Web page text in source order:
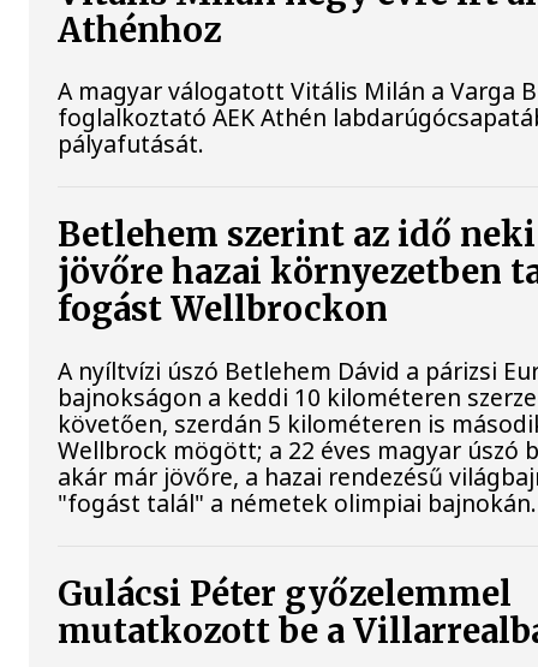
Athénhoz
A magyar válogatott Vitális Milán a Varga
foglalkoztató AEK Athén
pályafutását.
Betlehem szerint az idő
jövőre hazai környezetben
fogást Wellbrockon
A nyíltvízi úszó Betlehem Dávid a párizsi
bajnokságon a keddi 10 kilométeren
követően, szerdán 5 kilométeren is
Wellbrock mögött; a 22 éves magyar úszó
akár már jövőre, a hazai rendezésű
"fogást talál" a németek olimpiai bajnokán.
Gulácsi Péter győzelemmel
mutatkozott be a